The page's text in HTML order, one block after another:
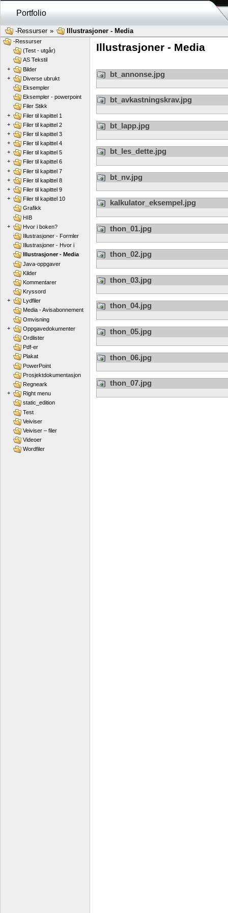
Portfolio
-Ressurser» Illustrasjoner - Media
Illustrasjoner - Media
bt_annonse.jpg
bt_avkastningskrav.jpg
bt_lapp.jpg
bt_les_dette.jpg
bt_nv.jpg
kalkulator_eksempel.jpg
thon_01.jpg
thon_02.jpg
thon_03.jpg
thon_04.jpg
thon_05.jpg
thon_06.jpg
thon_07.jpg
-Ressurser
(Test - utgår)
AS Tekstil
+
Bilder
+
Diverse ubrukt
Eksempler
Eksempler - powerpoint
Filer Stikk
+
Filer til kapittel 1
+
Filer til kapittel 2
+
Filer til kapittel 3
+
Filer til kapittel 4
+
Filer til kapittel 5
+
Filer til kapittel 6
+
Filer til kapittel 7
+
Filer til kapittel 8
+
Filer til kapittel 9
+
Filer til kapittel 10
Grafikk
HIB
+
Hvor i boken?
Illustrasjoner - Formler
Illustrasjoner - Hvor i
Illustrasjoner - Media
Java-oppgaver
Kilder
Kommentarer
Kryssord
+
Lydfiler
Media - Avisabonnement
Omvisning
+
Oppgavedokumenter
Ordlister
Pdf-er
Plakat
PowerPoint
Prosjektdokumentasjon
Regneark
+
Right menu
static_edition
Test
Veiviser
Veiviser – filer
Videoer
Wordfiler